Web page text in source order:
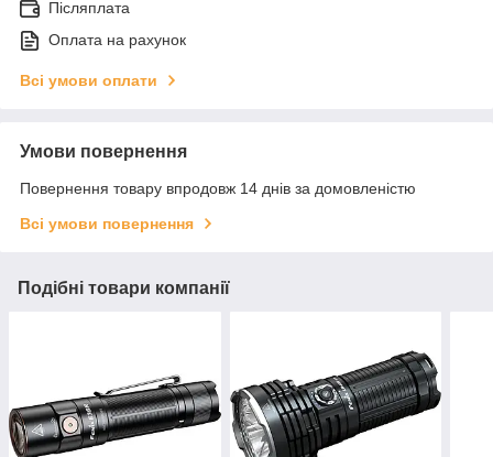
Післяплата
Оплата на рахунок
Всі умови оплати
Умови повернення
Повернення товару впродовж 14 днів за домовленістю
Всі умови повернення
Подібні товари компанії